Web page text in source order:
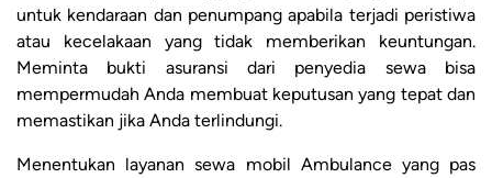
untuk kendaraan dan penumpang apabila terjadi peristiwa
atau kecelakaan yang tidak memberikan keuntungan.
Meminta bukti asuransi dari penyedia sewa bisa
mempermudah Anda membuat keputusan yang tepat dan
memastikan jika Anda terlindungi.
Menentukan layanan sewa mobil Ambulance yang pas